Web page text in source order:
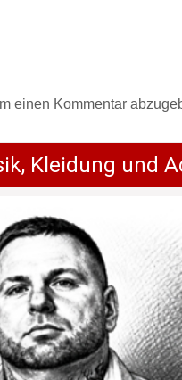
einen Kommentar
Kleidung und